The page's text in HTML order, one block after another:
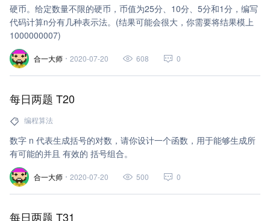
硬币。给定数量不限的硬币，币值为25分、10分、5分和1分，编写
代码计算n分有几种表示法。(结果可能会很大，你需要将结果模上
1000000007)
合一大师 2020-07-20 608 0
每日两题 T20
编程算法
数字 n 代表生成括号的对数，请你设计一个函数，用于能够生成所
有可能的并且 有效的 括号组合。
合一大师 2020-07-20 500 0
每日两题 T31